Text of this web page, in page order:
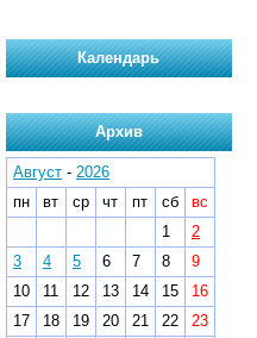
Календарь
Архив
Август - 2026
пн
вт ср чт пт сб
вс
1
2
3
4 5 6 7 8
9
10
11 12 13 14 15
16
17
18 19 20 21 22
23